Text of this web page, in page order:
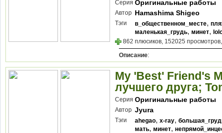
Серия Оригинальные работы
Автор Hamashima Shigeo
Тэги в_общественном_месте,
маленькая_грудь, минет,
862 плюсиков, 152025
Описание:
My 'Best' Friend's
лучшего друга;
Серия Оригинальные работы
Автор Jyura
Тэги ahegao, x-ray,
мать, минет,